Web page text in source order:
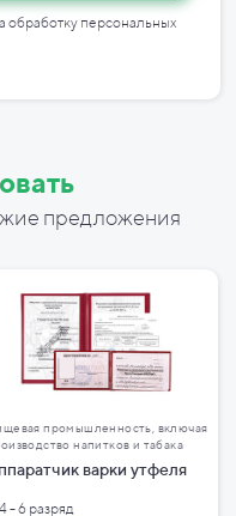
обработку персональных
предложения
промышленность, включая
напитков и табака
варки утфеля
- 6 разряд